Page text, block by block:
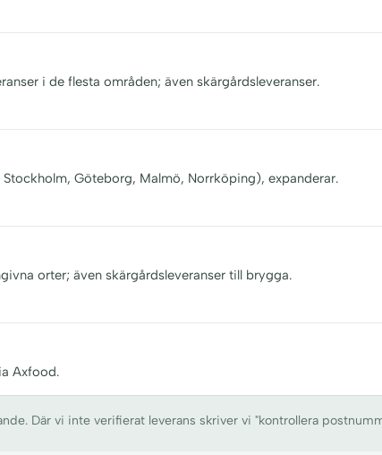
i de flesta områden; även skärgårdsleveranser.
Göteborg, Malmö, Norrköping), expanderar.
orter; även skärgårdsleveranser till brygga.
Axfood.
Där vi inte verifierat leverans skriver vi "kontrollera